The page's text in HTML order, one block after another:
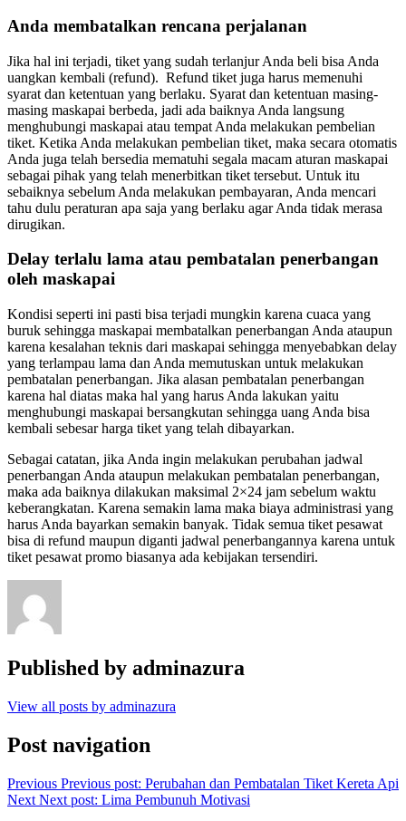
Anda membatalkan rencana perjalanan
Jika hal ini terjadi, tiket yang sudah terlanjur Anda beli bisa Anda
uangkan kembali (refund). Refund tiket juga harus memenuhi
syarat dan ketentuan yang berlaku. Syarat dan ketentuan masing-
masing maskapai berbeda, jadi ada baiknya Anda langsung
menghubungi maskapai atau tempat Anda melakukan pembelian
tiket. Ketika Anda melakukan pembelian tiket, maka secara otomatis
Anda juga telah bersedia mematuhi segala macam aturan maskapai
sebagai pihak yang telah menerbitkan tiket tersebut. Untuk itu
sebaiknya sebelum Anda melakukan pembayaran, Anda mencari
tahu dulu peraturan apa saja yang berlaku agar Anda tidak merasa
dirugikan.
Delay terlalu lama atau pembatalan penerbangan
oleh maskapai
Kondisi seperti ini pasti bisa terjadi mungkin karena cuaca yang
buruk sehingga maskapai membatalkan penerbangan Anda ataupun
karena kesalahan teknis dari maskapai sehingga menyebabkan delay
yang terlampau lama dan Anda memutuskan untuk melakukan
pembatalan penerbangan. Jika alasan pembatalan penerbangan
karena hal diatas maka hal yang harus Anda lakukan yaitu
menghubungi maskapai bersangkutan sehingga uang Anda bisa
kembali sebesar harga tiket yang telah dibayarkan.
Sebagai catatan, jika Anda ingin melakukan perubahan jadwal
penerbangan Anda ataupun melakukan pembatalan penerbangan,
maka ada baiknya dilakukan maksimal 2×24 jam sebelum waktu
keberangkatan. Karena semakin lama maka biaya administrasi yang
harus Anda bayarkan semakin banyak. Tidak semua tiket pesawat
bisa di refund maupun diganti jadwal penerbangannya karena untuk
tiket pesawat promo biasanya ada kebijakan tersendiri.
Published by adminazura
View all posts by adminazura
Post navigation
Previous Previous post: Perubahan dan Pembatalan Tiket Kereta Api
Next Next post: Lima Pembunuh Motivasi